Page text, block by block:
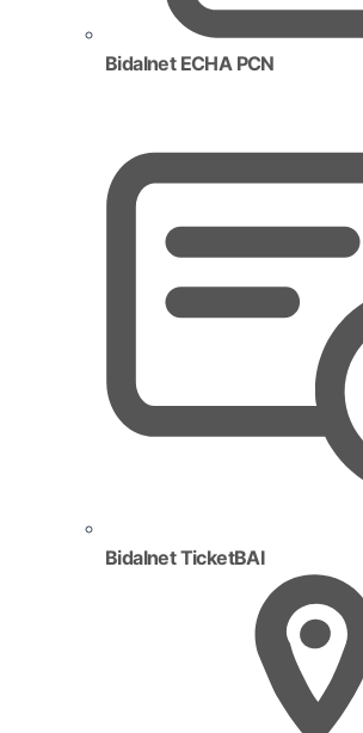
Bidalnet ECHA PCN
Bidalnet TicketBAI